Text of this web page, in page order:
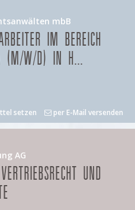
mbB
IM BEREICH
(M/W/D) IN H...
setzen per E-Mail versenden
AG
UND